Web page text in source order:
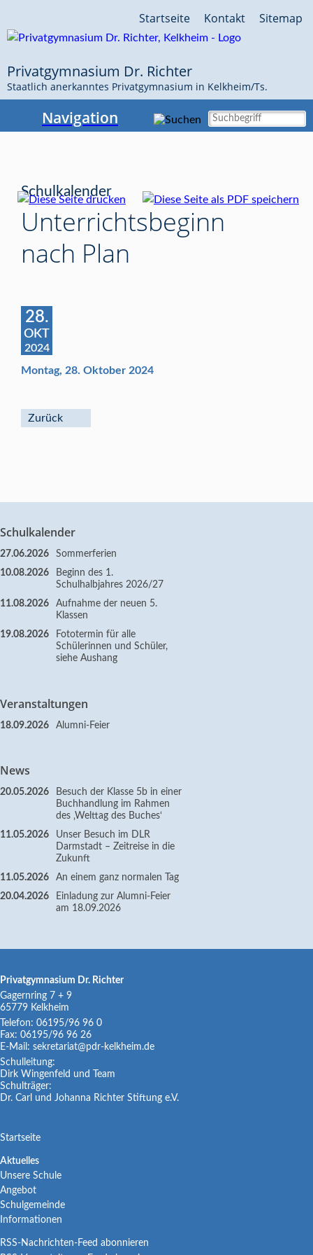
überspringen
Sitemap
Kontakt
Startseite
Privatgymnasium Dr. Richter
Staatlich anerkanntes Privatgymnasium in Kelkheim/Ts.
Navigation
Schulkalender
Unterrichtsbeginn
nach Plan
28.
OKT
2024
Montag, 28. Oktober 2024
Zurück
Schulkalender
27.06.2026
Sommerferien
10.08.2026
Beginn des 1.
Schulhalbjahres 2026/27
11.08.2026
Aufnahme der neuen 5.
Klassen
19.08.2026
Fototermin für alle
Schülerinnen und Schüler,
siehe Aushang
Veranstaltungen
18.09.2026 Alumni-Feier
News
20.05.2026
Besuch der Klasse 5b in einer
Buchhandlung im Rahmen
des ‚Welttag des Buches‘
11.05.2026
Unser Besuch im DLR
Darmstadt – Zeitreise in die
Zukunft
11.05.2026
An einem ganz normalen Tag
20.04.2026
Einladung zur Alumni-Feier
am 18.09.2026
Privatgymnasium Dr. Richter
Gagernring 7 + 9
65779 Kelkheim
Telefon: 06195/96 96 0
Fax: 06195/96 96 26
E-Mail: sekretariat@pdr-kelkheim.de
Schulleitung:
Dirk Wingenfeld und Team
Schulträger:
Dr. Carl und Johanna Richter Stiftung e.V.
Navigation
Startseite
Navigation
überspringen
Aktuelles
Unsere Schule
Angebot
Schulgemeinde
Informationen
RSS-Nachrichten-Feed abonnieren